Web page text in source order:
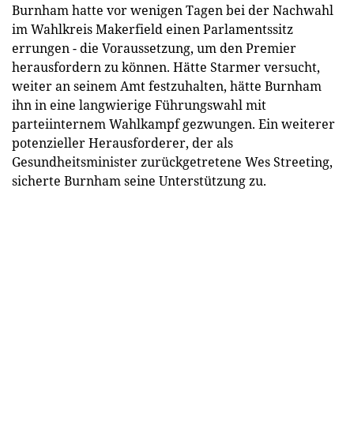
Burnham hatte vor wenigen Tagen bei der Nachwahl
im Wahlkreis Makerfield einen Parlamentssitz
errungen - die Voraussetzung, um den Premier
herausfordern zu können. Hätte Starmer versucht,
weiter an seinem Amt festzuhalten, hätte Burnham
ihn in eine langwierige Führungswahl mit
parteiinternem Wahlkampf gezwungen. Ein weiterer
potenzieller Herausforderer, der als
Gesundheitsminister zurückgetretene Wes Streeting,
sicherte Burnham seine Unterstützung zu.